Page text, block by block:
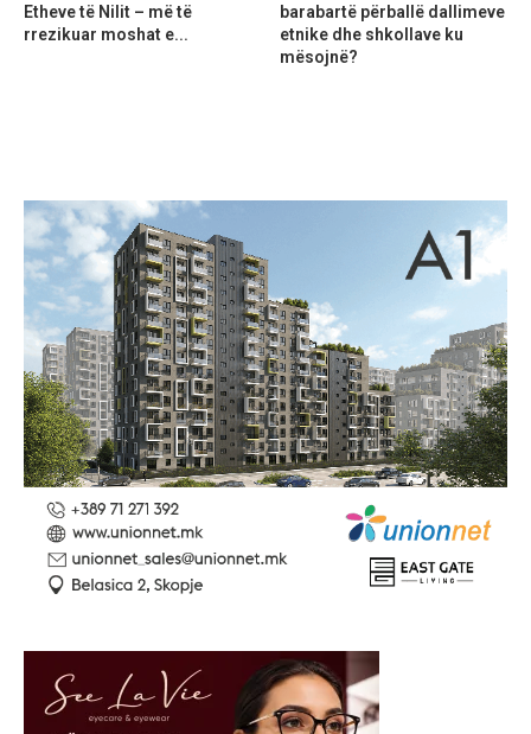
Etheve të Nilit – më të
rrezikuar moshat e...
barabartë përballë dallimeve
etnike dhe shkollave ku
mësojnë?